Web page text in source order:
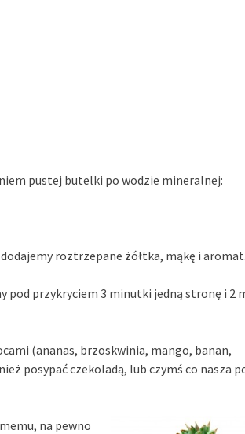
pustej butelki po wodzie mineralnej:
roztrzepane żółtka, mąkę i aromat.
pod przykryciem 3 minutki jedną stronę i 2
(ananas, brzoskwinia, mango, banan,
posypać czekoladą, lub czymś co nasza
na pewno